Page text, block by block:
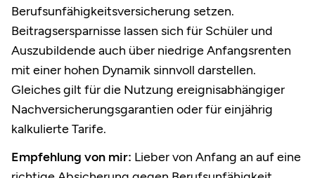
Berufsunfähigkeitsversicherung setzen.
Beitragsersparnisse lassen sich für Schüler und
Auszubildende auch über niedrige Anfangsrenten
mit einer hohen Dynamik sinnvoll darstellen.
Gleiches gilt für die Nutzung ereignisabhängiger
Nachversicherungsgarantien oder für einjährig
kalkulierte Tarife.
Empfehlung von mir: Lieber von Anfang an auf eine